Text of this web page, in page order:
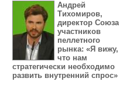
Андрей
Тихомиров,
директор Союза
участников
пеллетного
рынка: «Я вижу,
что нам
стратегически необходимо
развить внутренний спрос»